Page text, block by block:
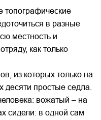
в разные
местность и
как только
из которых только на
десяти простые седла.
вожатый – на
сидели: в одной сам